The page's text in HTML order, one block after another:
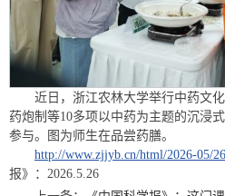
近日，浙江农林大学举行中药文
药炮制等10多项以中药为主题的沉浸
参与。图为师生在品尝药膳。
http://www.zjjyb.cn/html/2026-05/
报》：2026.5.26